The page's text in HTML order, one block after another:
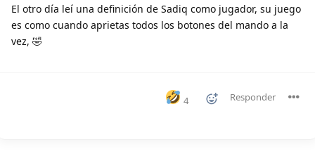
El otro día leí una definición de Sadiq como jugador, su juego
es como cuando aprietas todos los botones del mando a la
vez, 🤣
4 Responder